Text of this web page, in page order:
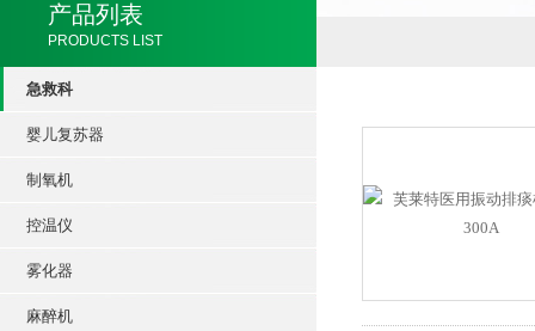
产品列表
PRODUCTS LIST
急救科
婴儿复苏器
制氧机
控温仪
雾化器
麻醉机